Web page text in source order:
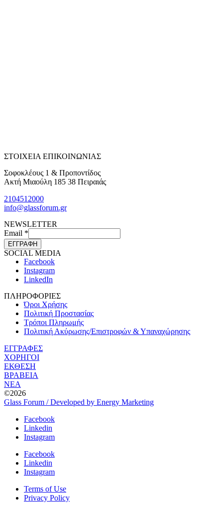
ΣΤΟΙΧΕΙΑ ΕΠΙΚΟΙΝΩΝΙΑΣ
Σοφοκλέους 1 & Προποντίδος
Ακτή Μιαούλη 185 38 Πειραιάς
2104512000
info@glassforum.gr
NEWSLETTER
Email *
ΕΓΓΡΑΦΗ
SOCIAL MEDIA
Facebook
Instagram
LinkedIn
ΠΛΗΡΟΦΟΡΙΕΣ
Όροι Χρήσης
Πολιτική Προστασίας
Τρόποι Πληρωμής
Πολιτική Ακύρωσης/Επιστροφών & Υπαναχώρησης
ΕΓΓΡΑΦΕΣ
ΧΟΡΗΓΟΙ
ΕΚΘΕΣΗ
ΒΡΑΒΕΙΑ
ΝΕΑ
©2026
Glass Forum / Developed by Energy Marketing
Facebook
Linkedin
Instagram
Facebook
Linkedin
Instagram
Terms of Use
Privacy Policy